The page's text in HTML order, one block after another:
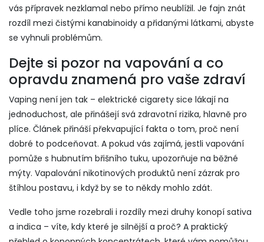
vás přípravek nezklamal nebo přímo neublížil. Je fajn znát
rozdíl mezi čistými kanabinoidy a přidanými látkami, abyste
se vyhnuli problémům.
Dejte si pozor na vapování a co
opravdu znamená pro vaše zdraví
Vaping není jen tak – elektrické cigarety sice lákají na
jednoduchost, ale přinášejí svá zdravotní rizika, hlavně pro
plíce. Článek přináší překvapující fakta o tom, proč není
dobré to podceňovat. A pokud vás zajímá, jestli vapování
pomůže s hubnutím břišního tuku, upozorňuje na běžné
mýty. Vapalování nikotinových produktů není zázrak pro
štíhlou postavu, i když by se to někdy mohlo zdát.
Vedle toho jsme rozebrali i rozdíly mezi druhy konopí sativa
a indica – víte, kdy které je silnější a proč? A praktický